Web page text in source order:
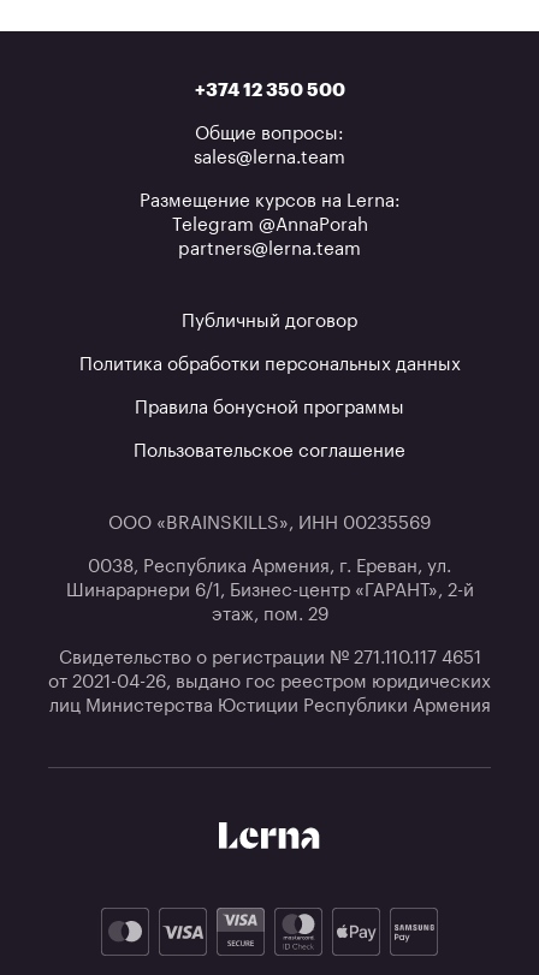
+374 12 350 500
Общие вопросы:
sales@lerna.team
Размещение курсов на Lerna:
Telegram @AnnaPorah
partners@lerna.team
Публичный договор
Политика обработки персональных данных
Правила бонусной программы
Пользовательское соглашение
ООО «BRAINSKILLS», ИНН 00235569
0038, Республика Армения, г. Ереван, ул.
Шинарарнери 6/1, Бизнес-центр «ГАРАНТ», 2-й
этаж, пом. 29
Свидетельство о регистрации № 271.110.117 4651
от 2021-04-26, выдано гос реестром юридических
лиц Министерства Юстиции Республики Армения